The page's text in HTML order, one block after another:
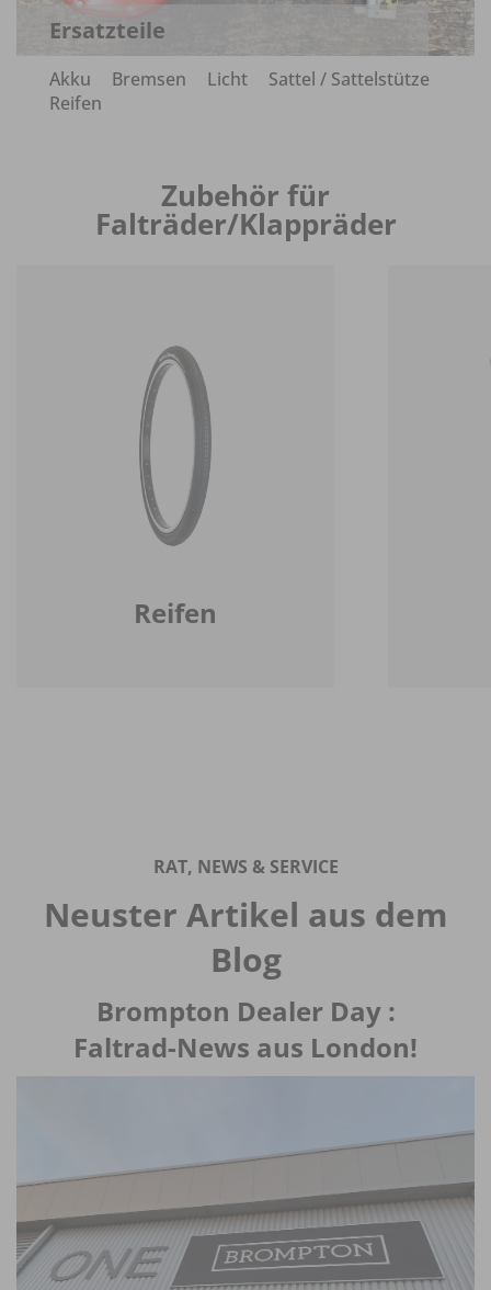
Ersatzteile
Akku Bremsen Licht
Sattel / Sattelstütze
Reifen
Zubehör für
Falträder/Klappräder
Reifen
RAT, NEWS & SERVICE
Neuster Artikel aus dem
Blog
Brompton Dealer Day :
Faltrad-News aus London!